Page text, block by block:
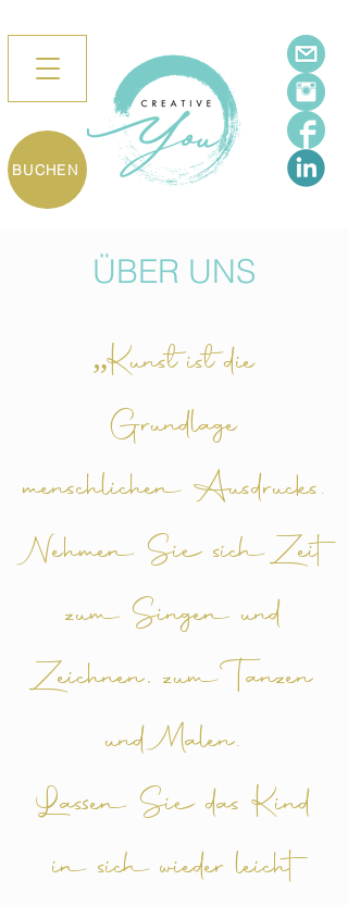
BUCHEN
ÜBER UNS
„Kunst ist die
Grundlage
menschlichen Ausdrucks.
Nehmen Sie sich Zeit
zum Singen und
Zeichnen, zum Tanzen
und Malen.
Lassen Sie das Kind
in sich wieder leicht